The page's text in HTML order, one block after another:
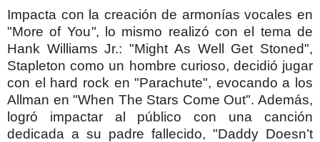
Impacta con la creación de armonías vocales en
"More of You", lo mismo realizó con el tema de
Hank Williams Jr.:"Might As Well Get Stoned",
Stapleton como un hombre curioso, decidió jugar
con el hard rock en"Parachute", evocando a los
Allman en"When The Stars Come Out". Además,
logró impactar al público con una canción
dedicada a su padre fallecido, "Daddy Doesn’t